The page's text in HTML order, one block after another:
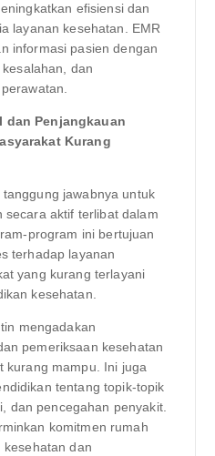
efisiensi dan
layanan kesehatan. EMR
informasi pasien dengan
dan
dan Penjangkauan
Kurang
jawabnya untuk
secara aktif terlibat dalam
program ini bertujuan
terhadap layanan
yang kurang terlayani
kesehatan.
mengadakan
pemeriksaan kesehatan
kurang mampu. Ini juga
tentang topik-topik
dan pencegahan penyakit.
komitmen rumah
kesehatan dan